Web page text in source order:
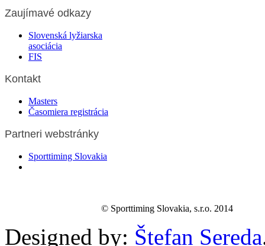
Zaujímavé odkazy
Slovenská lyžiarska
asociácia
FIS
Kontakt
Masters
Časomiera registrácia
Partneri webstránky
Sporttiming Slovakia
© Sporttiming Slovakia, s.r.o. 2014
Designed by: Štefan Sereda